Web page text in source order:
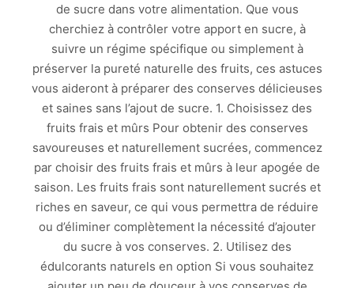
de sucre dans votre alimentation. Que vous
cherchiez à contrôler votre apport en sucre, à
suivre un régime spécifique ou simplement à
préserver la pureté naturelle des fruits, ces astuces
vous aideront à préparer des conserves délicieuses
et saines sans l’ajout de sucre. 1. Choisissez des
fruits frais et mûrs Pour obtenir des conserves
savoureuses et naturellement sucrées, commencez
par choisir des fruits frais et mûrs à leur apogée de
saison. Les fruits frais sont naturellement sucrés et
riches en saveur, ce qui vous permettra de réduire
ou d’éliminer complètement la nécessité d’ajouter
du sucre à vos conserves. 2. Utilisez des
édulcorants naturels en option Si vous souhaitez